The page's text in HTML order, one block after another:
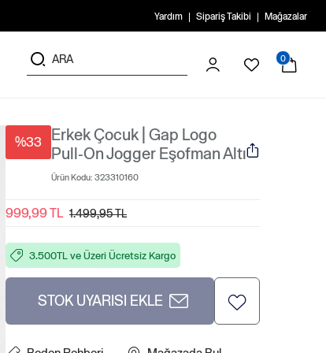
Yardım Sipariş Takibi Mağazalar
0
%33
Erkek Çocuk | Gap Logo
Pull-On Jogger Eşofman Altı
Ürün Kodu: 323310160
999,99 TL 1.499,95 TL
3.500TL ve Üzeri Ücretsiz Kargo
STOK UYARISI EKLE